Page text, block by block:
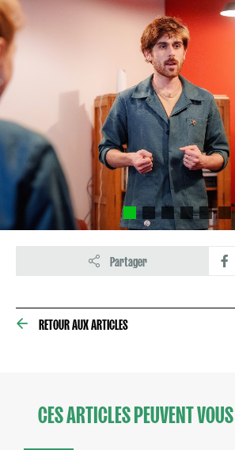
Partager
RETOUR AUX ARTICLES
CES ARTICLES PEUVENT